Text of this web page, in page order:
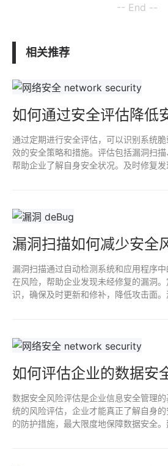
-- End --
相关推荐
如何通过安全评估降低
通过定期进行安全评估，可以识别系统
效的安全策略和措施。评估包括漏洞扫描
帮助企业了解自身安全状况。及时修复
漏洞扫描如何减少安全
漏洞扫描通过自动检测系统和应用程序
在风险，帮助企业发现未经修复的漏洞
识，确保及时更新和修补，降低攻击面
如何评估企业的数据安
数据安全风险评估是企业信息安全管理
统的风险评估，企业才能真正了解自身
的防护措施，最大限度地保障数据安全